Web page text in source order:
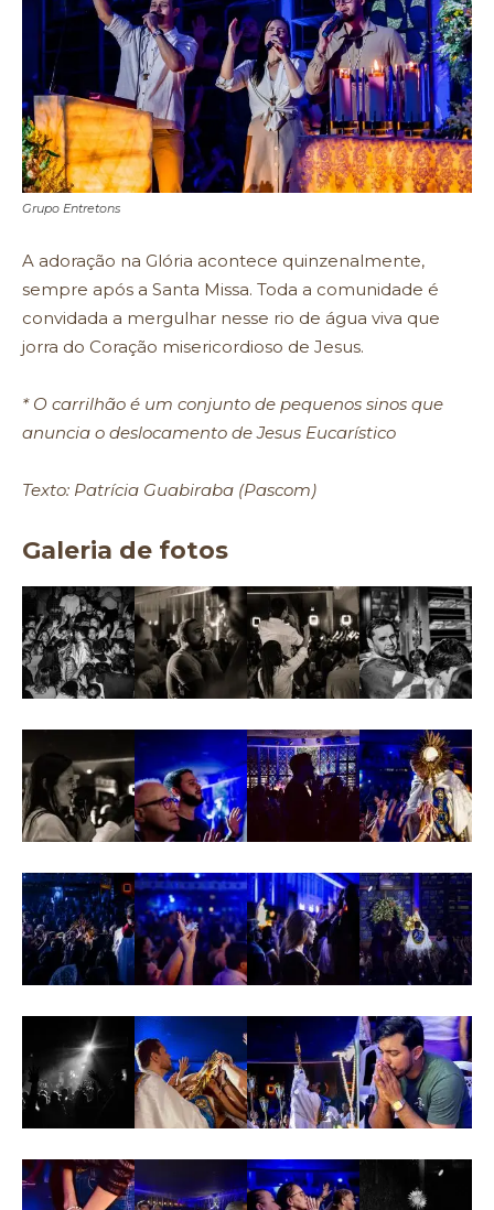
Grupo Entretons
A adoração na Glória acontece quinzenalmente,
sempre após a Santa Missa. Toda a comunidade é
convidada a mergulhar nesse rio de água viva que
jorra do Coração misericordioso de Jesus.
* O carrilhão é um conjunto de pequenos sinos que
anuncia o deslocamento de Jesus Eucarístico
Texto: Patrícia Guabiraba (Pascom)
Galeria de fotos